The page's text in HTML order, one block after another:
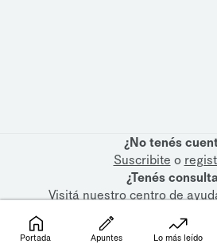
¿No tenés
Suscribite o
¿Tenés
Visitá nuestrocentro de
Portada Apuntes Lo más leído